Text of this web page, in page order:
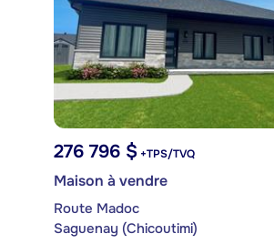
276 796 $ +TPS/TVQ
Maison à vendre
Route Madoc
Saguenay (Chicoutimi)